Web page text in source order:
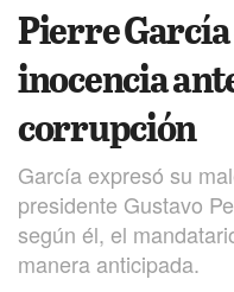
Pierre
inocencia
corrupción
García expresó su
presidente Gustavo
según él, el
manera anticipada.